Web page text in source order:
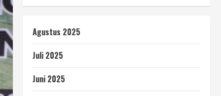
Agustus 2025
Juli 2025
Juni 2025